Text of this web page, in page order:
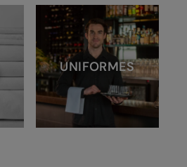
UNIFORMES